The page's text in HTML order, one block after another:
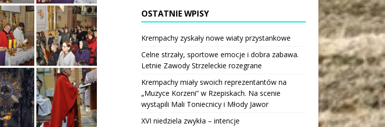
OSTATNIE WPISY
Krempachy zyskały nowe wiaty przystankowe
Celne strzały, sportowe emocje i dobra zabawa.
Letnie Zawody Strzeleckie rozegrane
Krempachy miały swoich reprezentantów na
„Muzyce Korzeni” w Rzepiskach. Na scenie
wystąpili Mali Toniecnicy i Młody Jawor
XVI niedziela zwykła – intencje